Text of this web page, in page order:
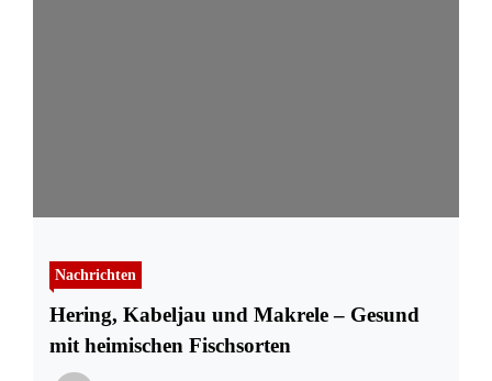
Nachrichten
Hering, Kabeljau und Makrele – Gesund
mit heimischen Fischsorten